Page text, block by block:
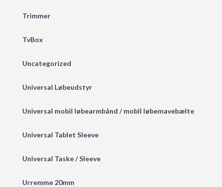
Trimmer
TvBox
Uncategorized
Universal Løbeudstyr
Universal mobil løbearmbånd / mobil løbemavebælte
Universal Tablet Sleeve
Universal Taske / Sleeve
Urremme 20mm